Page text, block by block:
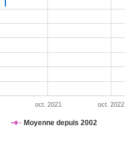
Moyenne depuis 2002
oct. 2021 oct. 2022